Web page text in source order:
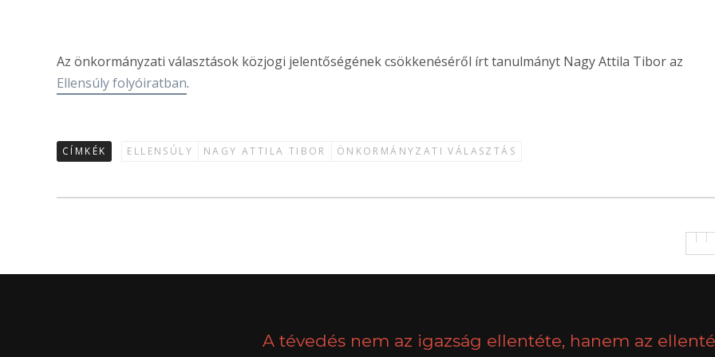
Az önkormányzati választások közjogi jelentőségének csökkenéséről írt tanulmányt NagyAttila Tiboraz
Ellensúly folyóiratban.
CÍMKÉK ELLENSÚLY NAGY ATTILA TIBOR ÖNKORMÁNYZATI VÁLASZTÁS
A tévedés nem az igazság ellentéte, hanem az